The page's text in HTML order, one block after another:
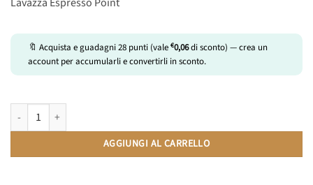
Lavazza Espresso Point
🔖 Acquista e guadagni28 punti (vale €0,06di sconto) — crea un
account per accumularli e convertirli in sconto.
Caramel Salato | Compatibili Lavazza Espresso Point | 10 Capsule
AGGIUNGI AL CARRELLO